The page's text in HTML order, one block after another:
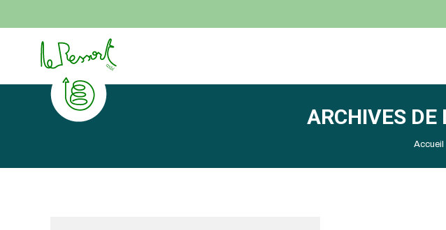
ARCHIVES DE
Vous
Accueil